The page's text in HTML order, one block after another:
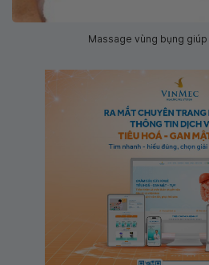
Massage vùng bụng giúp